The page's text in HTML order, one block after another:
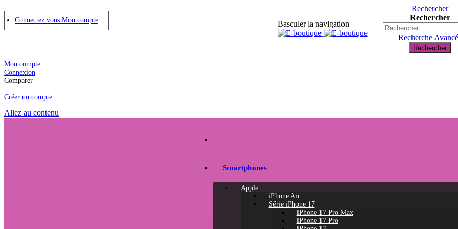
Connectez vous Mon compte Basculer la navigation
Rechercher
Rechercher
Recherche
Rechercher
Mon compte
Connexion
Comparer
Créer un compte
Allez au contenu
Smartphones
Apple
iPhone Air
Série iPhone 17
iPhone 17 Pro Max
iPhone 17 Pro